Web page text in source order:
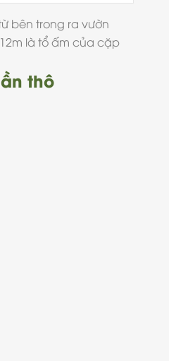
bên trong ra vườn
là tổ ấm của cặp
thô